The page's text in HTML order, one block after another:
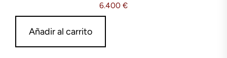
6.400 €
Añadir al carrito